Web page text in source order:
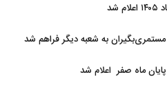
به شعبه دیگر فراهم شد
ماه صفر اعلام شد